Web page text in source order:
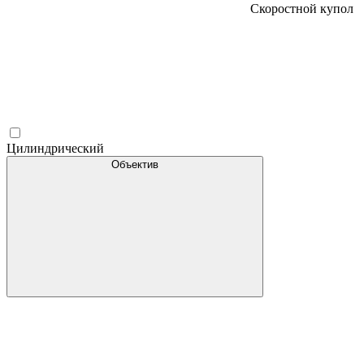
Скоростной купол
Цилиндрический
Объектив